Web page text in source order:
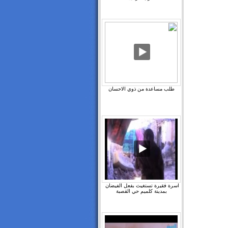
طلب مساعدة من ذوي الاحسان
اسرة فقيرة تستغيث بفعل الفيضان ‫
بمدينة كلميم حي القصبة